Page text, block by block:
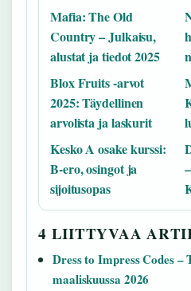
Mafia: The Old
Country – Julkaisu,
alustat ja tiedot 2025
Blox Fruits -arvot
2025: Täydellinen
arvolista ja laskurit
Kesko A osake kurssi:
B-ero, osingot ja
sijoitusopas
4 LIITTYVAA
Dress to Impress Codes
maaliskuussa 2026